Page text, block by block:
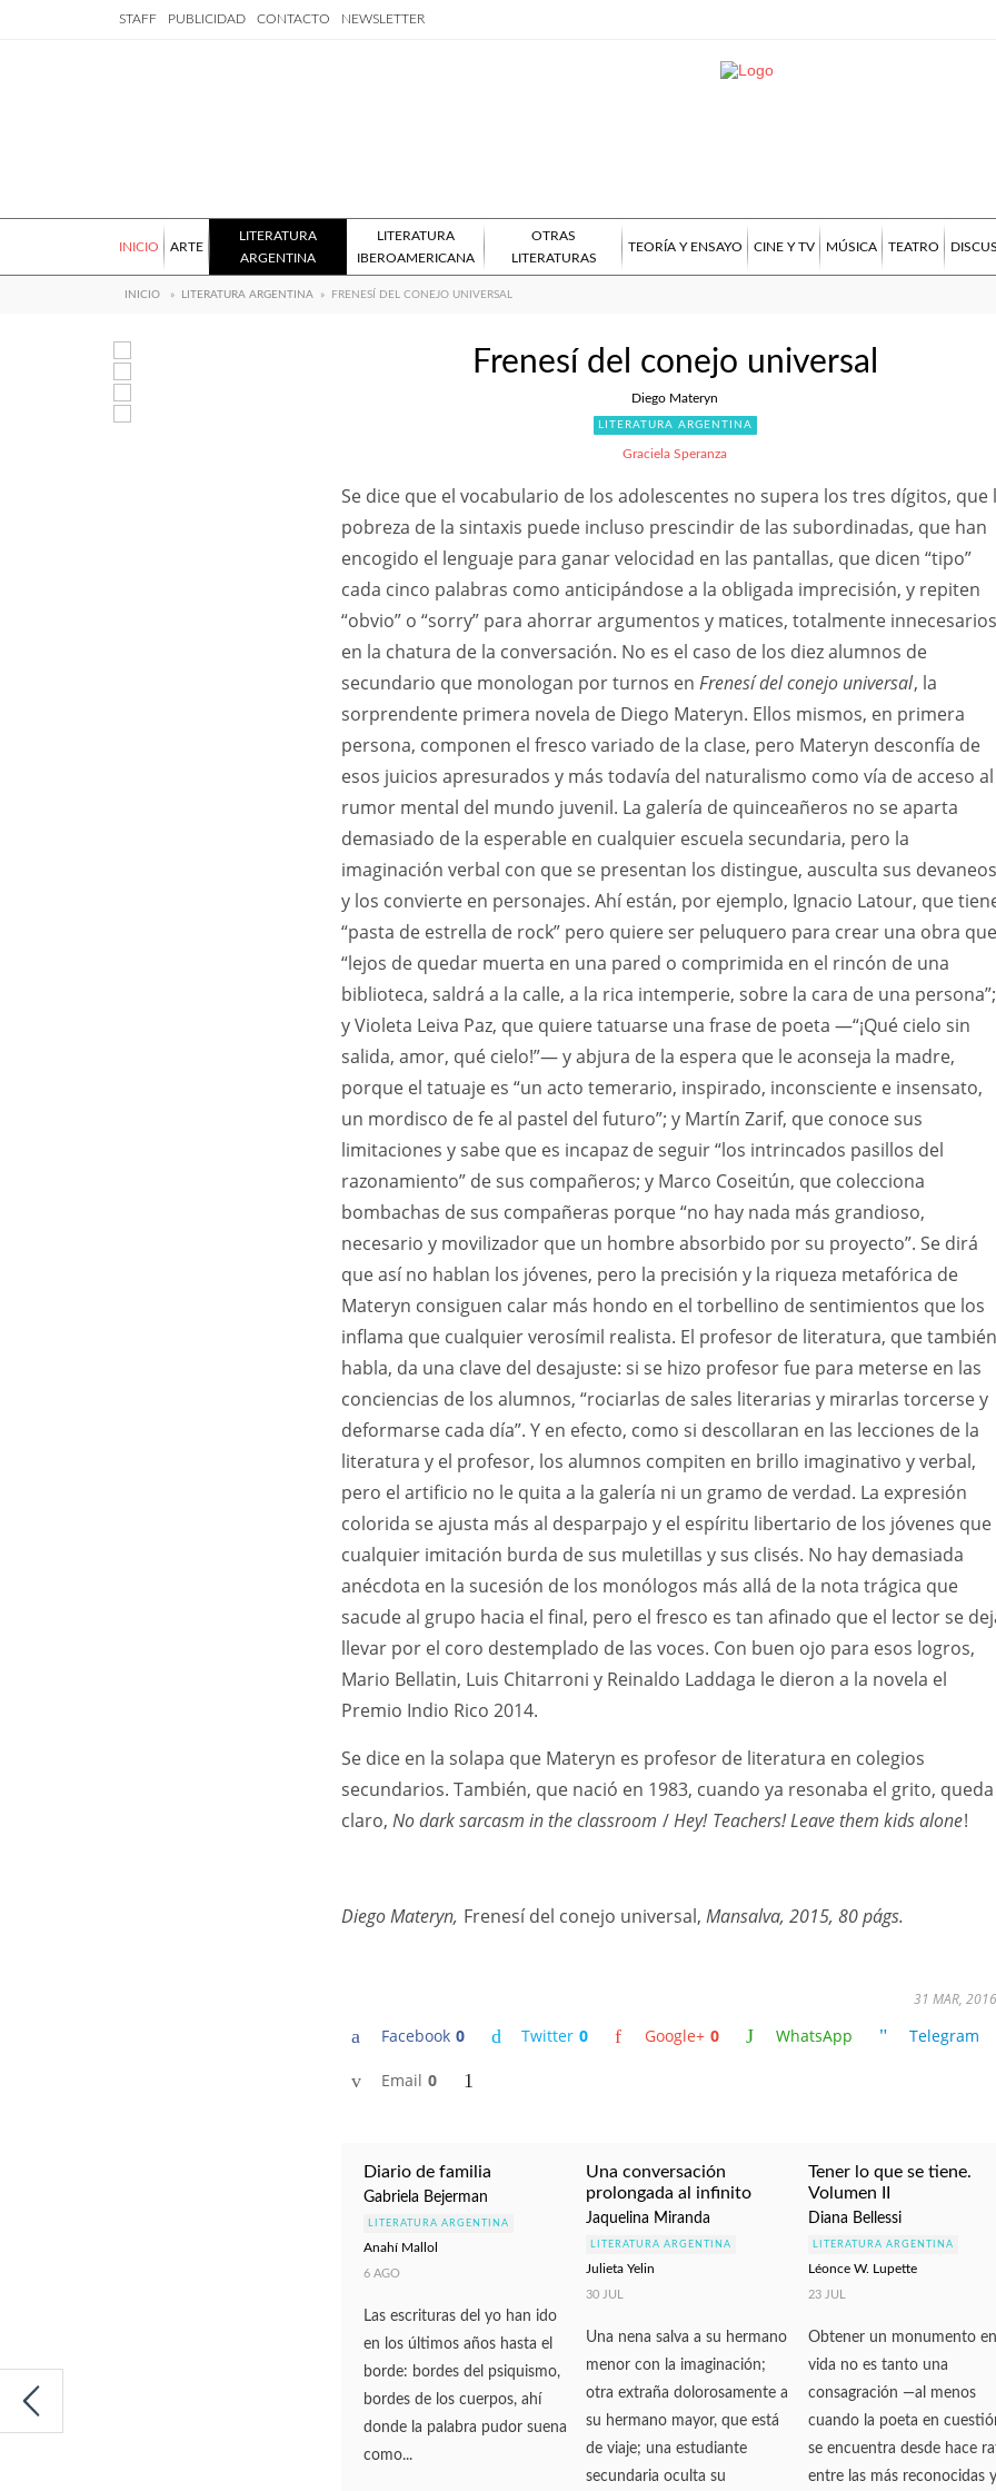
STAFF PUBLICIDAD CONTACTO NEWSLETTER
INICIO ARTE
LITERATURA
ARGENTINA
LITERATURA
IBEROAMERICANA
OTRAS
LITERATURAS
TEORÍA Y ENSAYO CINE Y TV MÚSICA TEATRO
INICIO » LITERATURA ARGENTINA » FRENESÍ DEL CONEJO UNIVERSAL
Frenesí del conejo universal
Diego Materyn
LITERATURA ARGENTINA
Graciela Speranza
Se dice que el vocabulario de los adolescentes no supera los tres dígitos, que
pobreza de la sintaxis puede incluso prescindir de las subordinadas, que han
encogido el lenguaje para ganar velocidad en las pantallas, que dicen “tipo”
cada cinco palabras como anticipándose a la obligada imprecisión, y repiten
“obvio” o “sorry” para ahorrar argumentos y matices, totalmente innecesarios
en la chatura de la conversación. No es el caso de los diez alumnos de
secundario que monologan por turnos en Frenesí del conejo universal, la
sorprendente primera novela de Diego Materyn. Ellos mismos, en primera
persona, componen el fresco variado de la clase, pero Materyn desconfía de
esos juicios apresurados y más todavía del naturalismo como vía de acceso al
rumor mental del mundo juvenil. La galería de quinceañeros no se aparta
demasiado de la esperable en cualquier escuela secundaria, pero la
imaginación verbal con que se presentan los distingue, ausculta sus devaneos
y los convierte en personajes. Ahí están, por ejemplo, Ignacio Latour, que
“pasta de estrella de rock” pero quiere ser peluquero para crear una obra que
“lejos de quedar muerta en una pared o comprimida en el rincón de una
biblioteca, saldrá a la calle, a la rica intemperie, sobre la cara de una persona”;
y Violeta Leiva Paz, que quiere tatuarse una frase de poeta —“¡Qué cielo sin
salida, amor, qué cielo!”— y abjura de la espera que le aconseja la madre,
porque el tatuaje es “un acto temerario, inspirado, inconsciente e insensato,
un mordisco de fe al pastel del futuro”; y Martín Zarif, que conoce sus
limitaciones y sabe que es incapaz de seguir “los intrincados pasillos del
razonamiento” de sus compañeros; y Marco Coseitún, que colecciona
bombachas de sus compañeras porque “no hay nada más grandioso,
necesario y movilizador que un hombre absorbido por su proyecto”. Se dirá
que así no hablan los jóvenes, pero la precisión y la riqueza metafórica de
Materyn consiguen calar más hondo en el torbellino de sentimientos que los
inflama que cualquier verosímil realista. El profesor de literatura, que también
habla, da una clave del desajuste: si se hizo profesor fue para meterse en las
conciencias de los alumnos, “rociarlas de sales literarias y mirarlas torcerse y
deformarse cada día”. Y en efecto, como si descollaran en las lecciones de la
literatura y el profesor, los alumnos compiten en brillo imaginativo y verbal,
pero el artificio no le quita a la galería ni un gramo de verdad. La expresión
colorida se ajusta más al desparpajo y el espíritu libertario de los jóvenes que
cualquier imitación burda de sus muletillas y sus clisés. No hay demasiada
anécdota en la sucesión de los monólogos más allá de la nota trágica que
sacude al grupo hacia el final, pero el fresco es tan afinado que el lector se
llevar por el coro destemplado de las voces. Con buen ojo para esos logros,
Mario Bellatin, Luis Chitarroni y Reinaldo Laddaga le dieron a la novela el
Premio Indio Rico 2014.
Se dice en la solapa que Materyn es profesor de literatura en colegios
secundarios. También, que nació en 1983, cuando ya resonaba el grito, queda
claro, No dark sarcasm in the classroom /Hey! Teachers! Leave them kids alone!
Diego Materyn, Frenesí del conejo universal, Mansalva, 2015, 80 págs.
Facebook 0 Twitter 0 Google+ 0 WhatsApp Telegram
Email 0
31 MAR, 2016
Diario de familia
Gabriela Bejerman
LITERATURA ARGENTINA
Anahí Mallol
6 AGO
Las escrituras del yo han ido
en los últimos años hasta el
borde: bordes del psiquismo,
bordes de los cuerpos, ahí
donde la palabra pudor suena
como...
Una conversación
prolongada al infinito
Jaquelina Miranda
LITERATURA ARGENTINA
Julieta Yelin
30 JUL
Una nena salva a su hermano
menor con la imaginación;
otra extraña dolorosamente a
su hermano mayor, que está
de viaje; una estudiante
secundaria oculta su
Tener lo que se tiene.
Volumen II
Diana Bellessi
LITERATURA ARGENTINA
Léonce W. Lupette
23 JUL
Obtener un monumento en
vida no es tanto una
consagración —al menos
cuando la poeta en
se encuentra desde hace
entre las más reconocidas